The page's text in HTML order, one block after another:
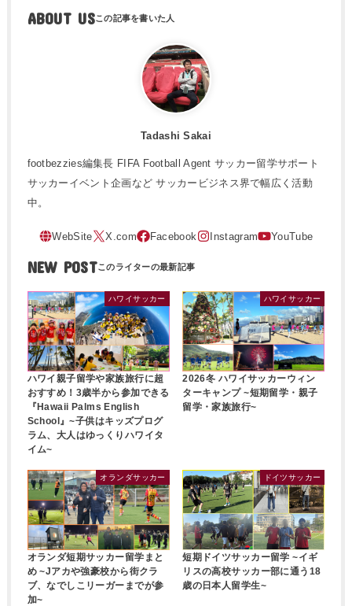
ABOUT US
Tadashi Sakai
footbezzies編集長 FIFA Football Agent サッカー留学サポート
サッカーイベント企画など サッカービジネス界で幅広く活動
中。
NEW POST
ハワイサッカー
ハワイ親子留学や家族旅行に超
おすすめ！3歳半から参加できる
『Hawaii Palms English
School』~子供はキッズプログ
ラム、大人はゆっくりハワイタ
イム~
ハワイサッカー
2026冬 ハワイサッカーウィン
ターキャンプ ~短期留学・親子
留学・家族旅行~
オランダサッカー
オランダ短期サッカー留学まと
め ~Jアカや強豪校から街クラ
ブ、なでしこリーガーまでが参
加~
ドイツサッカー
短期ドイツサッカー留学 ~イギ
リスの高校サッカー部に通う18
歳の日本人留学生~